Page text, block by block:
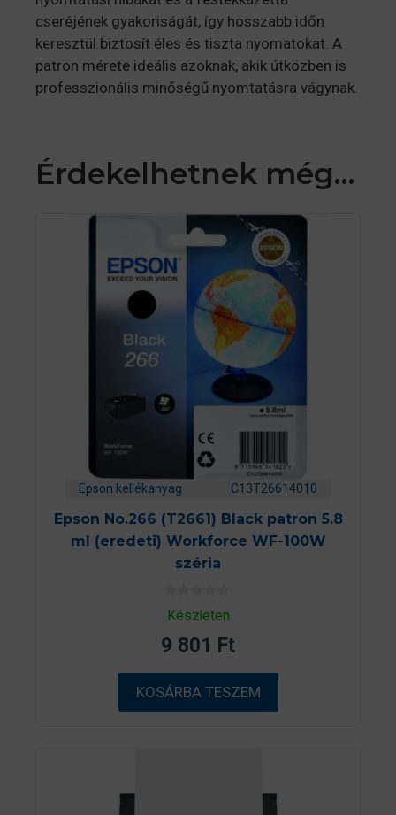
cseréjének gyakoriságát, így hosszabb időn
keresztül biztosít éles és tiszta nyomatokat. A
patron mérete ideális azoknak, akik útközben is
professzionális minőségű nyomtatásra vágynak.
Érdekelhetnek még…
Epson kellékanyag C13T26614010
Epson No.266 (T2661) Black patron 5.8
ml (eredeti) Workforce WF-100W
széria
0
a
5
b
ő
l
Készleten
9 801 Ft
KOSÁRBA TESZEM